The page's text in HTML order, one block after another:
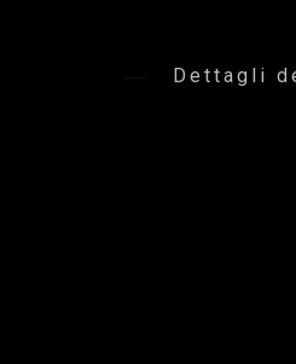
Dettagli